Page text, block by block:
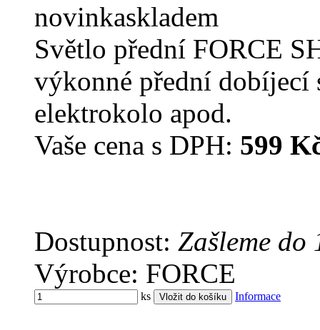
novinkaskladem
Světlo přední FORCE
výkonné přední dobíjecí
elektrokolo apod.
Vaše cena s DPH: 599
Dostupnost: Zašleme do
Výrobce: FORCE
ks Informace